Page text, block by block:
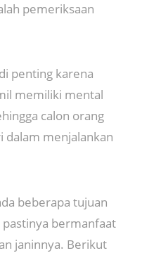
pemeriksaan
penting karena
memiliki mental
calon orang
dalam menjalankan
beberapa tujuan
bermanfaat
janinnya. Berikut